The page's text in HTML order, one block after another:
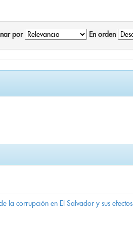
por En orden
la corrupción en El Salvador y sus efectos